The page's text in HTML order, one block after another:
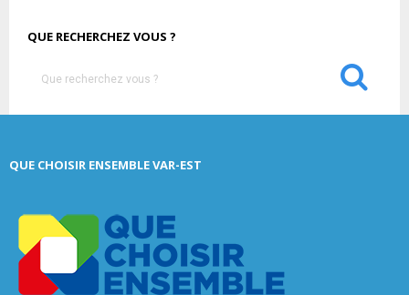
QUE RECHERCHEZ VOUS ?
h
S
QUE CHOISIR ENSEMBLE VAR-EST